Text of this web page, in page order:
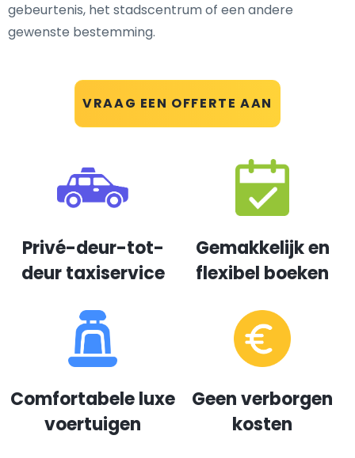
VRAAG EEN OFFERTE AAN
gebeurtenis, het stadscentrum of een andere
gewenste bestemming.
Privé-deur-tot-
deur taxiservice
Gemakkelijk en
flexibel boeken
Comfortabele luxe
voertuigen
Geen verborgen
kosten